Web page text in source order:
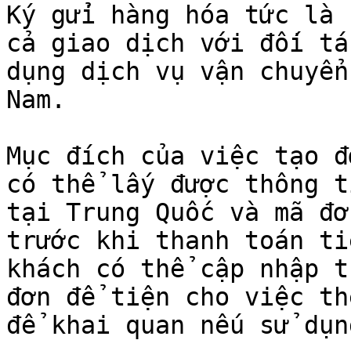
Ký gửi hàng hóa tức là
cả giao dịch với đối
dụng dịch vụ vận
Nam.
Mục đích của việc tạo
có thể lấy được thông
tại Trung Quốc và mã
trước khi thanh toán
khách có thể cập nhập
đơn để tiện cho việc
để khai quan nếu sử